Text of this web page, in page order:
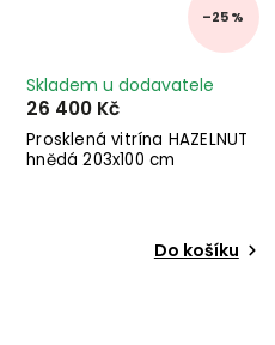
–25 %
Prosklená vitrína HAZELNUT
hnědá 203x100 cm
Skladem u dodavatele
26 400 Kč
Do košíku